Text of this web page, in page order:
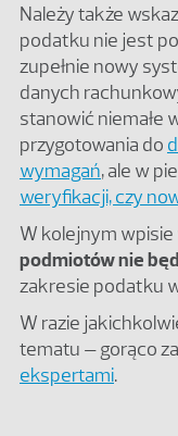
Należy także
podatku nie jest
zupełnie nowy
danych
stanowić niemałe
przygotowania do
wymagań, ale w
weryfikacji, czy
W kolejnym
podmiotów nie
zakresie podatku
W razie
tematu – gorąco
ekspertami.